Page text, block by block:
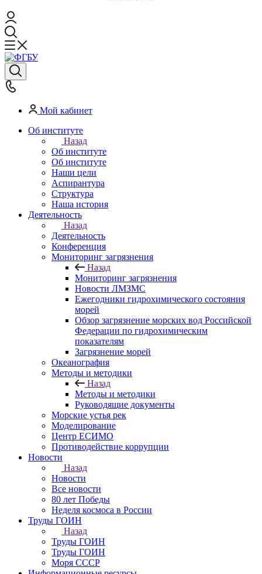
Мой кабинет
Об институте
Назад
Об институте
Об институте
Наши цели
Аспирантура
Структура
Наша история
Деятельность
Назад
Деятельность
Конференция
Мониторинг загрязнения
Назад
Мониторинг загрязнения
Новости ЛМЗМС
Ежегодники гидрохимического состояния
морей
Обзор загрязнение морских вод Российской
Федерации по гидрохимическим
показателям
Загрязнение морей
Океанография
Методы и методики
Назад
Методы и методики
Руководящие документы
Морские устья рек
Моделирование
Центр ЕСИМО
Противодействие коррупции
Новости
Назад
Новости
Все новости
80 лет Победы
Неделя космоса в России
Труды ГОИН
Назад
Труды ГОИН
Труды ГОИН
Моря СССР